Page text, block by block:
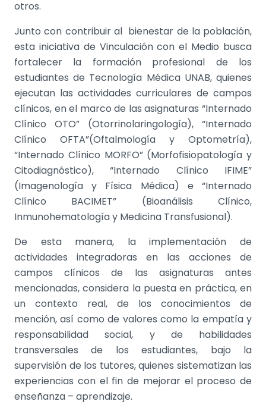
otros.
Junto con contribuir al bienestar de la población,
esta iniciativa de Vinculación con el Medio busca
fortalecer la formación profesional de los
estudiantes de Tecnología Médica UNAB, quienes
ejecutan las actividades curriculares de campos
clínicos, en el marco de las asignaturas “Internado
Clínico OTO” (Otorrinolaringología), “Internado
Clínico OFTA”(Oftalmología y Optometría),
“Internado Clínico MORFO” (Morfofisiopatología y
Citodiagnóstico), “Internado Clínico IFIME”
(Imagenología y Física Médica) e “Internado
Clínico BACIMET” (Bioanálisis Clínico,
Inmunohematología y Medicina Transfusional).
De esta manera, la implementación de
actividades integradoras en las acciones de
campos clínicos de las asignaturas antes
mencionadas, considera la puesta en práctica, en
un contexto real, de los conocimientos de
mención, así como de valores como la empatía y
responsabilidad social, y de habilidades
transversales de los estudiantes, bajo la
supervisión de los tutores, quienes sistematizan las
experiencias con el fin de mejorar el proceso de
enseñanza – aprendizaje.